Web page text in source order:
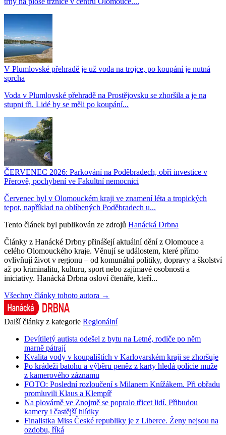
V Plumlovské přehradě je už voda na trojce, po koupání je nutná
sprcha
Voda v Plumlovské přehradě na Prostějovsku se zhoršila a je na
stupni tři. Lidé by se měli po koupání...
ČERVENEC 2026: Parkování na Poděbradech, obří investice v
Přerově, pochybení ve Fakultní nemocnici
Červenec byl v Olomouckém kraji ve znamení léta a tropických
tepot, například na oblíbených Poděbradech u...
Tento článek byl publikován ze zdrojů Hanácká Drbna
Články z Hanácké Drbny přinášejí aktuální dění z Olomouce a
celého Olomouckého kraje. Věnují se událostem, které přímo
ovlivňují život v regionu – od komunální politiky, dopravy a školství
až po kriminalitu, kulturu, sport nebo zajímavé osobnosti a
iniciativy. Hanácká Drbna osloví čtenáře, kteří...
Všechny články tohoto autora →
Další články z kategorie Regionální
Devítiletý autista odešel z bytu na Letné, rodiče po něm
marně pátrají
Kvalita vody v koupalištích v Karlovarském kraji se zhoršuje
Po krádeži batohu a výběru peněz z karty hledá policie muže
z kamerového záznamu
FOTO: Poslední rozloučení s Milanem Knížákem. Při obřadu
promluvili Klaus a Klempíř
Na plovárně ve Znojmě se popralo třicet lidí. Přibudou
kamery i častější hlídky
Finalistka Miss České republiky je z Liberce. Ženy nejsou na
ozdobu, říká